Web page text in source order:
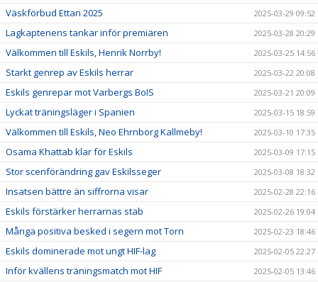
Väskförbud Ettan 2025 2025-03-29 09:52
Lagkaptenens tankar inför premiären 2025-03-28 20:29
Välkommen till Eskils, Henrik Norrby! 2025-03-25 14:56
Starkt genrep av Eskils herrar 2025-03-22 20:08
Eskils genrepar mot Varbergs BoIS 2025-03-21 20:09
Lyckat träningsläger i Spanien 2025-03-15 18:59
Välkommen till Eskils, Neo Ehrnborg Kallmeby! 2025-03-10 17:35
Osama Khattab klar för Eskils 2025-03-09 17:15
Stor scenförändring gav Eskilsseger 2025-03-08 18:32
Insatsen bättre än siffrorna visar 2025-02-28 22:16
Eskils förstärker herrarnas stab 2025-02-26 19:04
Många positiva besked i segern mot Torn 2025-02-23 18:46
Eskils dominerade mot ungt HIF-lag 2025-02-05 22:27
Inför kvällens träningsmatch mot HIF 2025-02-05 13:46